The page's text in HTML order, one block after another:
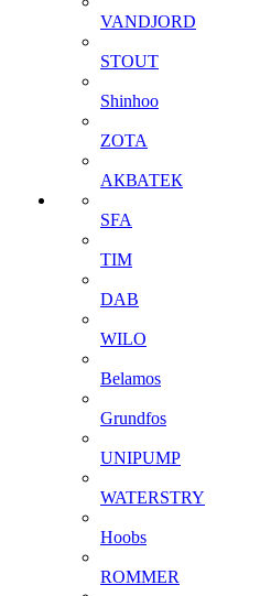
VANDJORD
STOUT
Shinhoo
ZOTA
АКВАТЕК
SFA
TIM
DAB
WILO
Belamos
Grundfos
UNIPUMP
WATERSTRY
Hoobs
ROMMER